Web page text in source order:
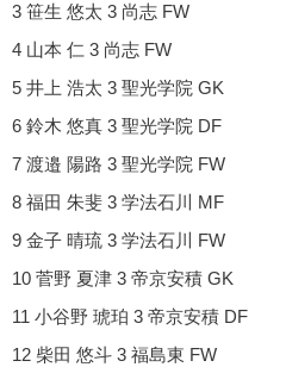
3 笹生 悠太 3 尚志 FW
4 山本 仁 3 尚志 FW
5 井上 浩太 3 聖光学院 GK
6 鈴木 悠真 3 聖光学院 DF
7 渡邉 陽路 3 聖光学院 FW
8 福田 朱斐 3 学法石川 MF
9 金子 晴琉 3 学法石川 FW
10 菅野 夏津 3 帝京安積 GK
11 小谷野 琥珀 3 帝京安積 DF
12 柴田 悠斗 3 福島東 FW